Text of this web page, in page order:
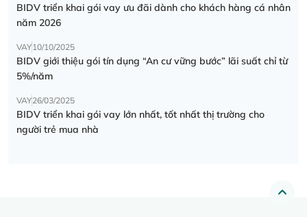
BIDV triển khai gói vay ưu đãi dành cho khách hàng cá nhân
năm 2026
VAY10/10/2025
BIDV giới thiệu gói tín dụng “An cư vững bước” lãi suất chỉ từ
5%/năm
VAY26/03/2025
BIDV triển khai gói vay lớn nhất, tốt nhất thị trường cho
người trẻ mua nhà